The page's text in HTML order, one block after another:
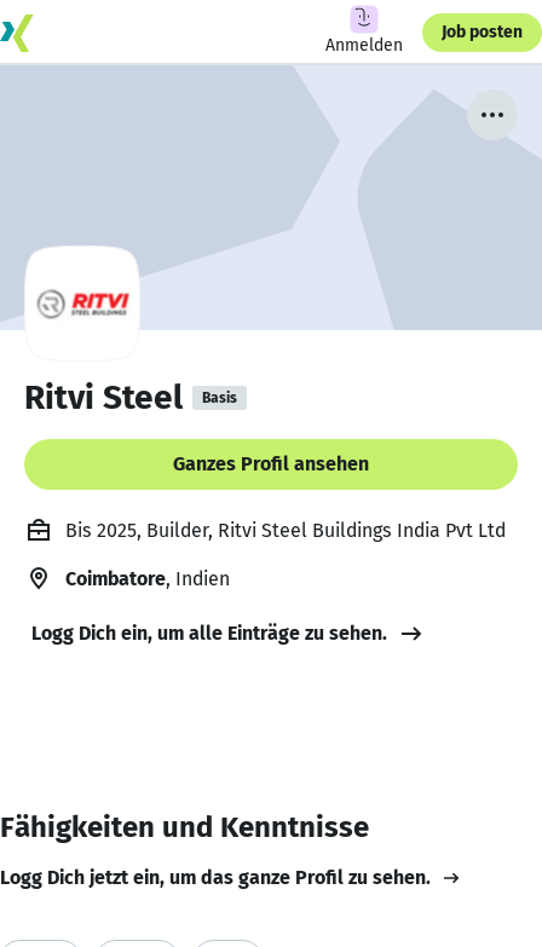
Anmelden
Job posten
Ritvi Steel Basis
Ganzes Profil ansehen
Bis 2025, Builder, Ritvi Steel Buildings India Pvt Ltd
Coimbatore, Indien
Logg Dich ein, um alle Einträge zu sehen.
Fähigkeiten und Kenntnisse
Logg Dich jetzt ein, um das ganze Profil zu sehen.